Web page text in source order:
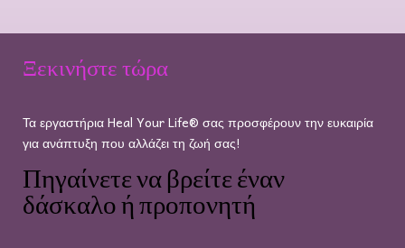
Ξεκινήστε τώρα
Τα εργαστήρια Heal Your Life® σας προσφέρουν την ευκαιρία
για ανάπτυξη που αλλάζει τη ζωή σας!
Πηγαίνετε να βρείτε έναν
δάσκαλο ή προπονητή